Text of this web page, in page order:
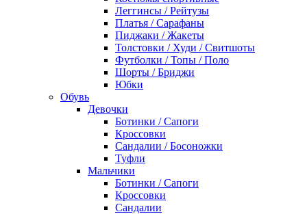
Леггинсы / Рейтузы
Платья / Сарафаны
Пиджаки / Жакеты
Толстовки / Худи / Свитшоты
Футболки / Топы / Поло
Шорты / Бриджи
Юбки
Обувь
Девочки
Ботинки / Сапоги
Кроссовки
Сандалии / Босоножки
Туфли
Мальчики
Ботинки / Сапоги
Кроссовки
Сандалии